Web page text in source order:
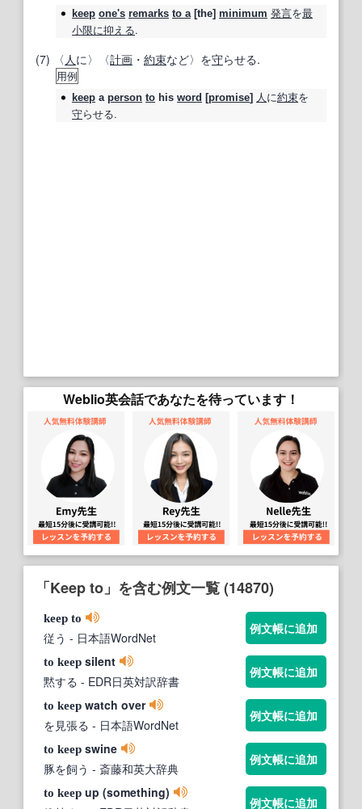
keep one's remarks to a [the] minimum 発言を最
小限に抑える.
(7) 〈 人 に〉〈計画 ・ 約束など〉を守らせる.
用例
keep a person to his word [promise] 人に約束を
守らせる.
Weblio英会話であなたを待っています！
「Keep to」を含む例文一覧 (14870)
keep to
従う - 日本語WordNet
例文帳に追加
to keep silent
黙する - EDR日英対訳辞書
例文帳に追加
to keep watch over
を見張る - 日本語WordNet
例文帳に追加
to keep swine
豚を飼う - 斎藤和英大辞典
例文帳に追加
to keep up (something)
例文帳に追加